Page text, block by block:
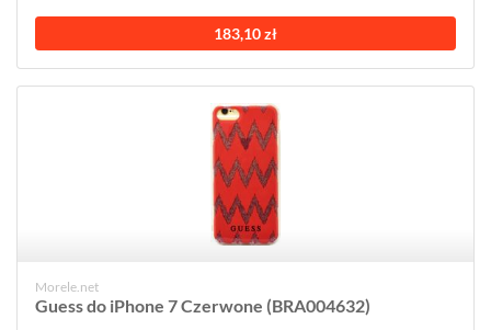
183,10 zł
Morele.net
Guess do iPhone 7 Czerwone (BRA004632)